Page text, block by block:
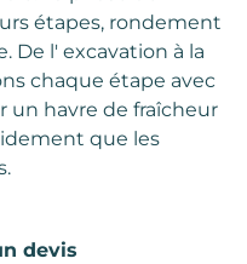
étapes, rondement
De l' excavation à la
chaque étape avec
un havre de fraîcheur
que les
.
devis